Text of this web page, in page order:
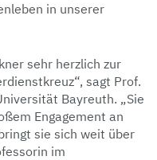
in unserer
sehr herzlich zur
sagt Prof.
Bayreuth. „Sie
Engagement an
sie sich weit über
im